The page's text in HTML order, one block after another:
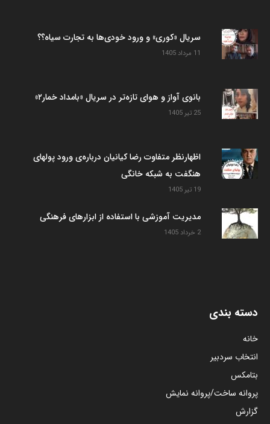
سریال «کوری» و ورود خودی‌ها به تجارت سیاه؟؟
11 مرداد 1405
بانوی آواز و هوای تازه‌تر در سریال «بامداد خمار۲»
25 تیر 1405
اظهارنظر متفاوت رضا کیانیان درباره‌ی ورود پولهای
هنگفت به شبکه خانگی
19 تیر 1405
مدیریت آموزشی با استفاده از ابزارهای فرهنگی
2 خرداد 1405
دسته بندی
خانه
انتخاب سردبیر
بتامکس
پروانه ساخت/پروانه نمایش
گزارش